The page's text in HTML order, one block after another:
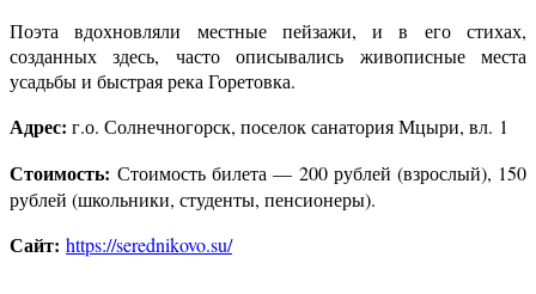
Поэта вдохновляли местные пейзажи, и в его стихах,
созданных здесь, часто описывались живописные места
усадьбы и быстрая река Горетовка.
Адрес: г.о. Солнечногорск, поселок санатория Мцыри, вл. 1
Стоимость:Стоимость билета — 200 рублей (взрослый), 150
рублей (школьники, студенты, пенсионеры).
Сайт: https://serednikovo.su/